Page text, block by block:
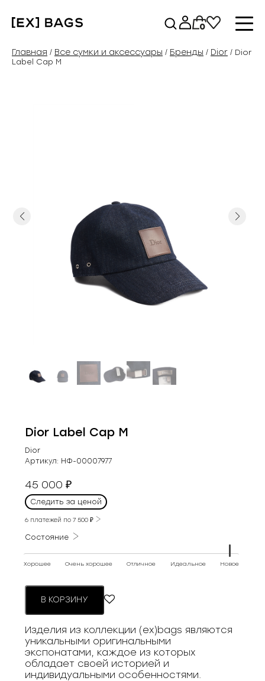
содержимому
0
Главная / Все сумки и аксессуары / Бренды / Dior / Dior
Label Cap M
Previous Next
Dior Label Cap M
Dior
Артикул: НФ-00007977
45 000₽
Следить за ценой
6 платежей по7 500₽
Состояние
Хорошее Очень хорошее Отличное Идеальное Новое
В КОРЗИНУ
Изделия из коллекции (ex)bags являются
уникальными оригинальными
экспонатами, каждое из которых
обладает своей историей и
индивидуальными особенностями.